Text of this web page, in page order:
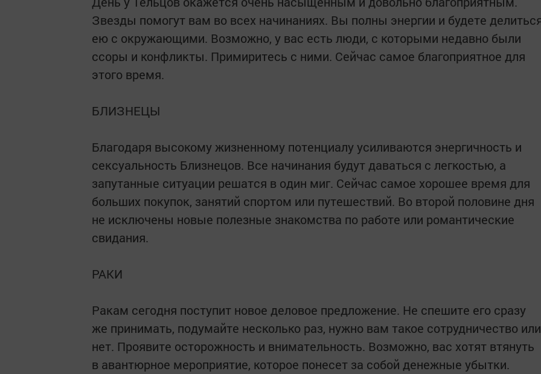
Звезды помогут вам во всех начинаниях. Вы полны энергии и будете
ею с окружающими. Возможно, у вас есть люди, с которыми недавно были
ссоры и конфликты. Примиритесь с ними. Сейчас самое благоприятное для
этого время.
БЛИЗНЕЦЫ
Благодаря высокому жизненному потенциалу усиливаются энергичность и
сексуальность Близнецов. Все начинания будут даваться с легкостью, а
запутанные ситуации решатся в один миг. Сейчас самое хорошее время для
больших покупок, занятий спортом или путешествий. Во второй половине дня
не исключены новые полезные знакомства по работе или романтические
свидания.
РАКИ
Ракам сегодня поступит новое деловое предложение. Не спешите его сразу
же принимать, подумайте несколько раз, нужно вам такое сотрудничество или
нет. Проявите осторожность и внимательность. Возможно, вас хотят втянуть
в авантюрное мероприятие, которое понесет за собой денежные убытки.